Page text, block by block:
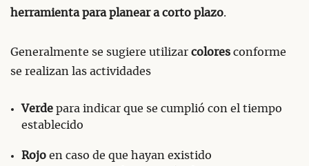
herramienta para planear a corto plazo.
Generalmente se sugiere utilizar colores conforme
se realizan las actividades
Verde para indicar que se cumplió con el tiempo
establecido
Rojo en caso de que hayan existido